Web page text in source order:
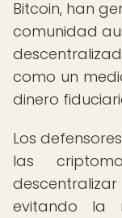
Bitcoin, han
comunidad
como un
dinero
Los
las
evitando la